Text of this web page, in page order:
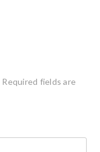
Required fields are